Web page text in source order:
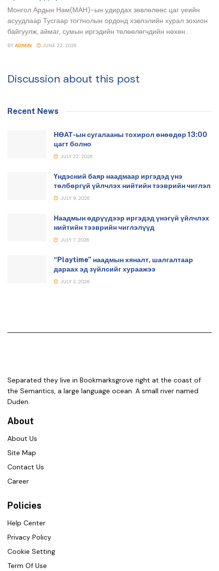
Монгол Ардын Нам(МАН)-ын удирдах зөвлөлөөс цаг үеийн
асуудлаар Тусгаар тогтнолын ордонд хэвлэлийн хурал зохион
байгуулж, аймаг, сумын иргэдийн төлөөлөгчдийн нөхөн...
BY ADMIN JUNE 22, 2026
Discussion about this post
Recent News
НӨАТ-ын сугалааны тохирол өнөөдөр 13:00
цагт болно
JULY 22, 2026
Үндэсний баяр наадмаар иргэдэд үнэ
төлбөргүй үйлчлэх нийтийн тээврийн чиглэл
JULY 9, 2026
Наадмын өдрүүдээр иргэдэд үнэгүй үйлчлэх
нийтийн тээврийн чиглэлүүд
JULY 7, 2026
“Playtime” наадмын хяналт, шалгалтаар
дараах эд зүйлсийг хураажээ
JULY 3, 2026
Separated they live in Bookmarksgrove right at the coast of
the Semantics, a large language ocean. A small river named
Duden.
About
About Us
Site Map
Contact Us
Career
Policies
Help Center
Privacy Policy
Cookie Setting
Term Of Use